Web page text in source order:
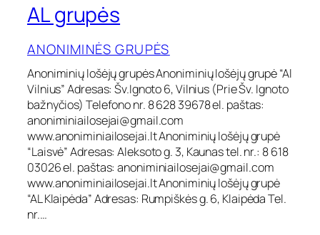
A
L
g
r
u
p
ė
s
AL grupės
ANONIMINĖS GRUPĖS
Anoniminių lošėjų grupės Anoniminių lošėjų grupė “Al
Vilnius” Adresas: Šv.Ignoto 6, Vilnius (Prie Šv. Ignoto
bažnyčios) Telefono nr. 8 628 39678 el. paštas:
anoniminiailosejai@gmail.com
www.anoniminiailosejai.lt Anoniminių lošėjų grupė
“Laisvė” Adresas: Aleksoto g. 3, Kaunas tel. nr.: 8 618
03026 el. paštas:anoniminiailosejai@gmail.com
www.anoniminiailosejai.lt Anoniminių lošėjų grupė
“AL Klaipėda” Adresas: Rumpiškės g. 6, Klaipėda Tel.
nr.…